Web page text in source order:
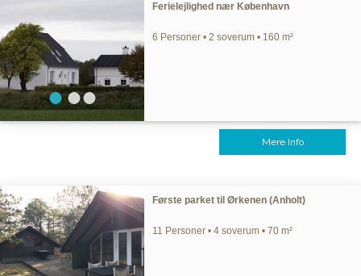
Ferielejlighed nær København
6 Personer • 2 soverum • 160 m²
Mere Info
Første parket til Ørkenen (Anholt)
11 Personer • 4 soverum • 70 m²